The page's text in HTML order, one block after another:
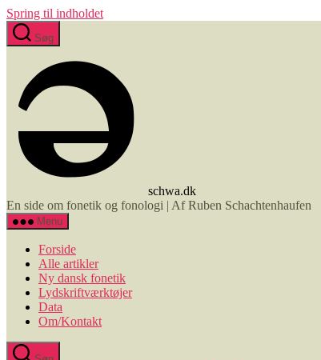
Spring til indholdet
Søg
schwa.dk
En side om fonetik og fonologi | Af Ruben Schachtenhaufen
Menu
Forside
Alle artikler
Ny dansk fonetik
Lydskriftværktøjer
Data
Om/Kontakt